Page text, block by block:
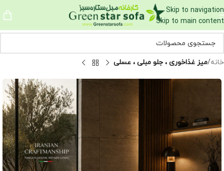
Skip to navigation
Skip to main content
خانه میز غذاخوری ، جلو مبلی ، عسلی